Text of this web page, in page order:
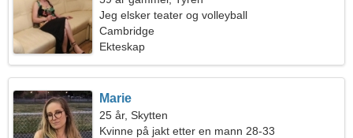
Jeg elsker teater og volleyball
Cambridge
Ekteskap
Marie
25 år, Skytten
Kvinne på jakt etter en mann 28-33